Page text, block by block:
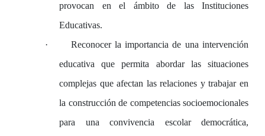
provocan en el ámbito de las Instituciones
Educativas.
·
Reconocer la importancia de una intervención
educativa que permita abordar las situaciones
complejas que afectan las relaciones y trabajar en
la construcción de competencias socioemocionales
para una convivencia escolar democrática,